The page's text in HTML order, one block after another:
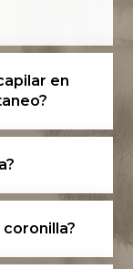
en